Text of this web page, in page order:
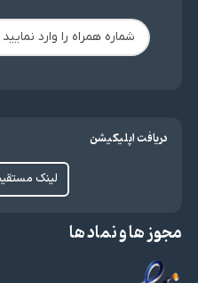
دریافت اپلیکیشن
لینک
مجوز ها و نماد ها